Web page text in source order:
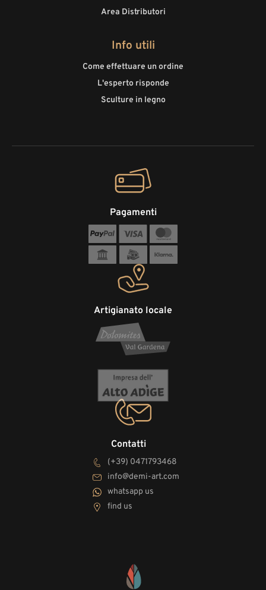
Area Distributori
Info utili
Come effettuare un ordine
L'esperto risponde
Sculture in legno
Contatti
(+39) 0471793468
info@demi-art.com
whatsapp us
find us
Artigianato locale
Pagamenti